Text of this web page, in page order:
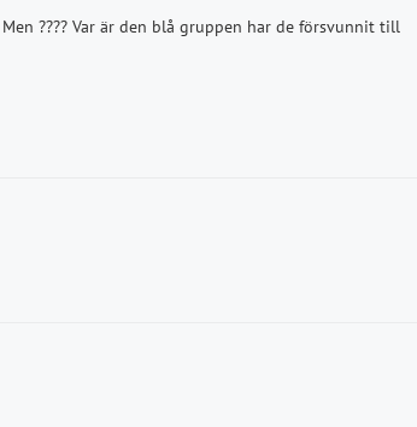
???? Var är den blå gruppen har de försvunnit till